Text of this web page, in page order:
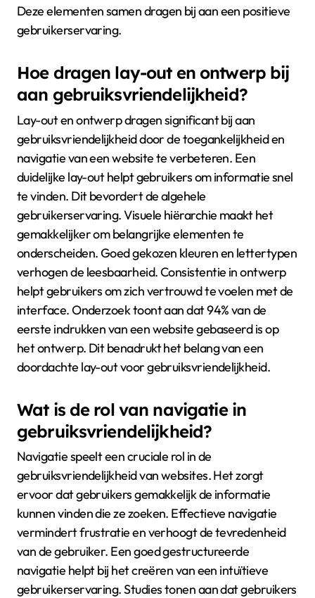
Deze elementen samen dragen bij aan een positieve
gebruikerservaring.
Hoe dragen lay-out en ontwerp bij
aan gebruiksvriendelijkheid?
Lay-out en ontwerp dragen significant bij aan
gebruiksvriendelijkheid door de toegankelijkheid en
navigatie van een website te verbeteren. Een
duidelijke lay-out helpt gebruikers om informatie snel
te vinden. Dit bevordert de algehele
gebruikerservaring. Visuele hiërarchie maakt het
gemakkelijker om belangrijke elementen te
onderscheiden. Goed gekozen kleuren en lettertypen
verhogen de leesbaarheid. Consistentie in ontwerp
helpt gebruikers om zich vertrouwd te voelen met de
interface. Onderzoek toont aan dat 94% van de
eerste indrukken van een website gebaseerd is op
het ontwerp. Dit benadrukt het belang van een
doordachte lay-out voor gebruiksvriendelijkheid.
Wat is de rol van navigatie in
gebruiksvriendelijkheid?
Navigatie speelt een cruciale rol in de
gebruiksvriendelijkheid van websites. Het zorgt
ervoor dat gebruikers gemakkelijk de informatie
kunnen vinden die ze zoeken. Effectieve navigatie
vermindert frustratie en verhoogt de tevredenheid
van de gebruiker. Een goed gestructureerde
navigatie helpt bij het creëren van een intuïtieve
gebruikerservaring. Studies tonen aan dat gebruikers